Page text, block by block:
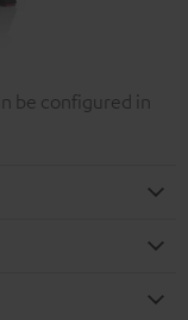
be configured in